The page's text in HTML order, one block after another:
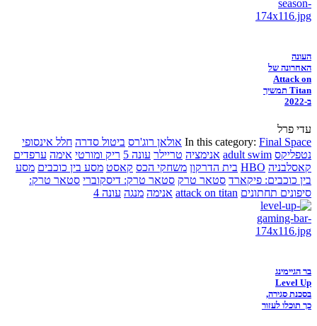
העונה
האחרונה של
Attack on
Titan תמשיך
ב-2022
עדי פרל
In this category: Final Space אולאן רוג'רס ביטול סדרה חלל אינסופי
נטפליקס adult swim אנימציה טריילר עונה 5 ריק ומורטי אימה ערפדים
קאסלבניה HBO בית הדרקון משחקי הכס קאסט מסע בין כוכבים מסע
בין כוכבים: פיקארד סטאר טרק סטאר טרק: דיסקוברי סטאר טרק:
סיפונים תחתונים attack on titan אנימה מנגה עונה 4
בר הגיימינג
Level Up
בסכנת סגירה,
כך תוכלו לעזור